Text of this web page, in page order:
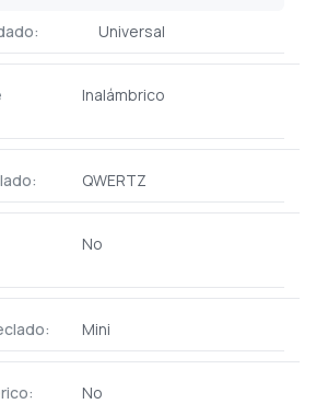
Universal
Inalámbrico
QWERTZ
No
Mini
No